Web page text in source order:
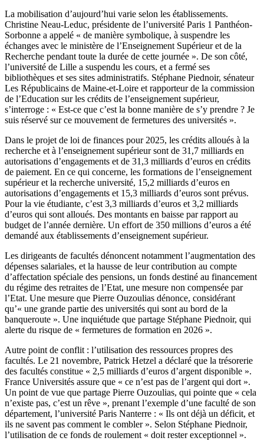
La mobilisation d’aujourd’hui varie selon les établissements.
Christine Neau-Leduc, présidente de l’université Paris 1 Panthéon-
Sorbonne a appelé « de manière symbolique, à suspendre les
échanges avec le ministère de l’Enseignement Supérieur et de la
Recherche pendant toute la durée de cette journée ». De son côté,
l’université de Lille a suspendu les cours, et a fermé ses
bibliothèques et ses sites administratifs. Stéphane Piednoir, sénateur
Les Républicains de Maine-et-Loire et rapporteur de la commission
de l’Education sur les crédits de l’enseignement supérieur,
s’interroge : « Est-ce que c’est la bonne manière de s’y prendre ? Je
suis réservé sur ce mouvement de fermetures des universités ».
Dans le projet de loi de finances pour 2025, les crédits alloués à la
recherche et à l’enseignement supérieur sont de 31,7 milliards en
autorisations d’engagements et de 31,3 milliards d’euros en crédits
de paiement. En ce qui concerne, les formations de l’enseignement
supérieur et la recherche université, 15,2 milliards d’euros en
autorisations d’engagements et 15,3 milliards d’euros sont prévus.
Pour la vie étudiante, c’est 3,3 milliards d’euros et 3,2 milliards
d’euros qui sont alloués. Des montants en baisse par rapport au
budget de l’année dernière. Un effort de 350 millions d’euros a été
demandé aux établissements d’enseignement supérieur.
Les dirigeants de facultés dénoncent notamment l’augmentation des
dépenses salariales, et la hausse de leur contribution au compte
d’affectation spéciale des pensions, un fonds destiné au financement
du régime des retraites de l’Etat, une mesure non compensée par
l’Etat. Une mesure que Pierre Ouzoulias dénonce, considérant
qu’« une grande partie des universités qui sont au bord de la
banqueroute ». Une inquiétude que partage Stéphane Piednoir, qui
alerte du risque de « fermetures de formation en 2026 ».
Autre point de conflit : l’utilisation des ressources propres des
facultés. Le 21 novembre, Patrick Hetzel a déclaré que la trésorerie
des facultés constitue « 2,5 milliards d’euros d’argent disponible ».
France Universités assure que « ce n’est pas de l’argent qui dort ».
Un point de vue que partage Pierre Ouzoulias, qui pointe que « cela
n’existe pas, c’est un rêve », prenant l’exemple d’une faculté de son
département, l’université Paris Nanterre : « Ils ont déjà un déficit, et
ils ne savent pas comment le combler ». Selon Stéphane Piednoir,
l’utilisation de ce fonds de roulement « doit rester exceptionnel ».